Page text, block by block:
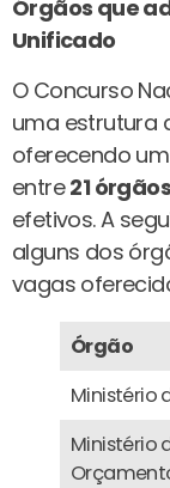
Órgãos que
Unificado
O Concurso
uma estrutura
oferecendo
entre21 órgãos
efetivos. A
alguns dos
vagas
Órgão
Ministério
Ministério